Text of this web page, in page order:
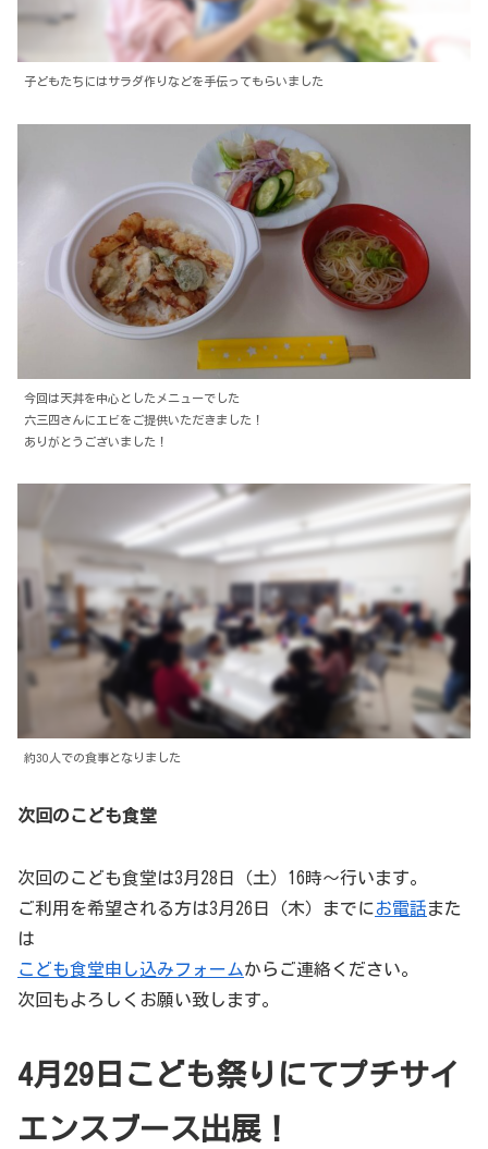
子どもたちにはサラダ作りなどを手伝ってもらいました
今回は天丼を中心としたメニューでした
六三四さんにエビをご提供いただきました！
ありがとうございました！
約30人での食事となりました
次回のこども食堂
次回のこども食堂は3月28日（土）16時〜行います。
ご利用を希望される方は3月26日（木）までに お電話また
は
こども食堂申し込みフォームからご連絡ください。
次回もよろしくお願い致します。
4月29日こども祭りにてプチサイ
エンスブース出展！